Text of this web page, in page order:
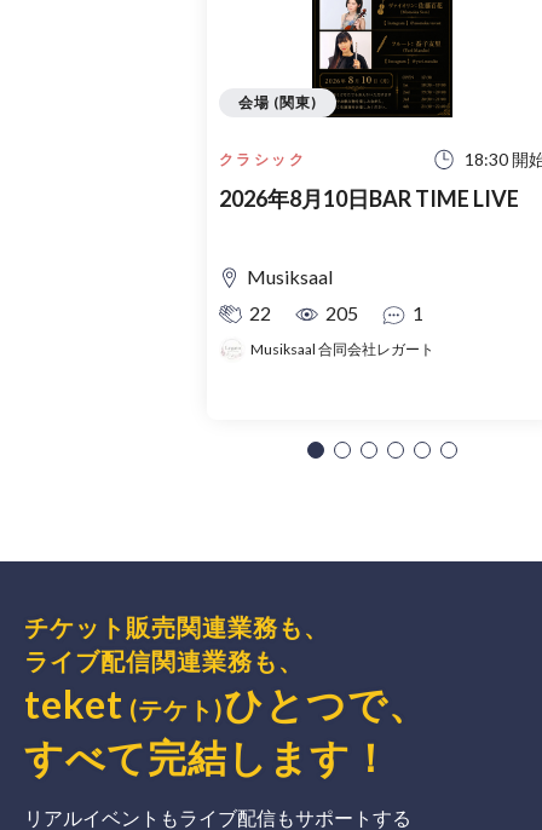
クラシック 18:30 開
2026年8月10日BAR TIME LIVE
Musiksaal
22
205 1
Musiksaal 合同会社レガート
会場 (関東)
チケット販売関連業務も、
ライブ配信関連業務も、
teket (テケト)ひとつで、
すべて完結 します ！
リアルイベントもライブ配信もサポートする